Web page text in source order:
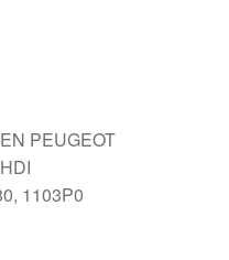
PEUGEOT
1103P0